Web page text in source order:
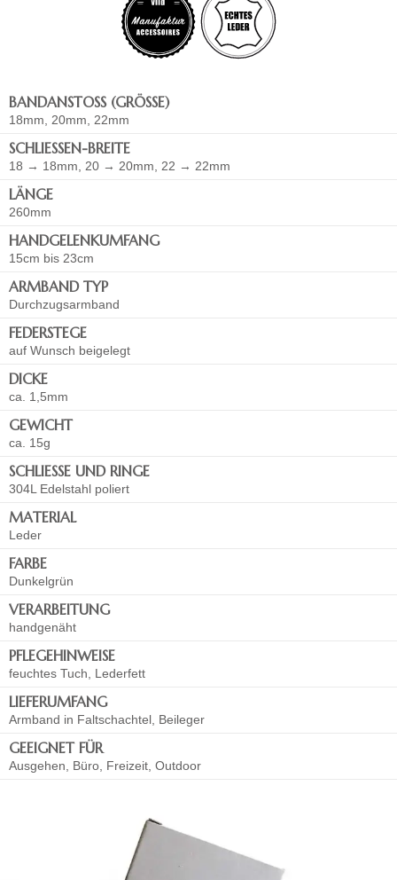
BANDANSTOSS (GRÖSSE)
18mm, 20mm, 22mm
SCHLIESSEN-BREITE
18 → 18mm, 20 → 20mm, 22 → 22mm
LÄNGE
260mm
HANDGELENKUMFANG
15cm bis 23cm
ARMBAND TYP
Durchzugsarmband
FEDERSTEGE
auf Wunsch beigelegt
DICKE
ca. 1,5mm
GEWICHT
ca. 15g
SCHLIESSE UND RINGE
304L Edelstahl poliert
MATERIAL
Leder
FARBE
Dunkelgrün
VERARBEITUNG
handgenäht
PFLEGEHINWEISE
feuchtes Tuch, Lederfett
LIEFERUMFANG
Armband in Faltschachtel, Beileger
GEEIGNET FÜR
Ausgehen, Büro, Freizeit, Outdoor